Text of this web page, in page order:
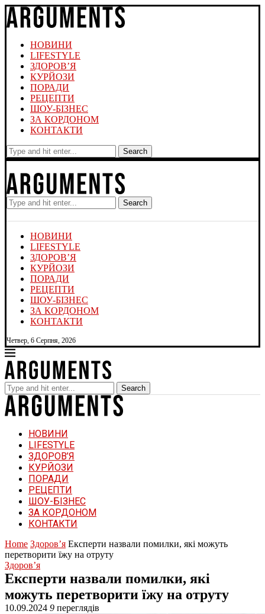
НОВИНИ
LIFESTYLE
ЗДОРОВ’Я
КУРЙОЗИ
ПОРАДИ
РЕЦЕПТИ
ШОУ-БІЗНЕС
ЗА КОРДОНОМ
КОНТАКТИ
Search
Search
НОВИНИ
LIFESTYLE
ЗДОРОВ’Я
КУРЙОЗИ
ПОРАДИ
РЕЦЕПТИ
ШОУ-БІЗНЕС
ЗА КОРДОНОМ
КОНТАКТИ
Четвер, 6 Серпня, 2026
Search
НОВИНИ
LIFESTYLE
ЗДОРОВ’Я
КУРЙОЗИ
ПОРАДИ
РЕЦЕПТИ
ШОУ-БІЗНЕС
ЗА КОРДОНОМ
КОНТАКТИ
Home Здоров’я Експерти назвали помилки, які можуть
перетворити їжу на отруту
Здоров’я
Експерти назвали помилки, які
можуть перетворити їжу на отруту
10.09.2024 9 переглядів